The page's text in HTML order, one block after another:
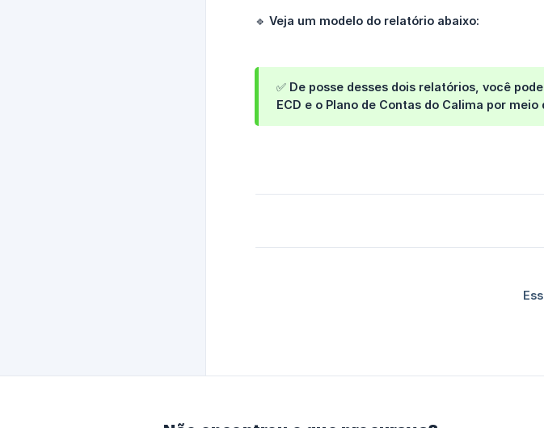
🔹 Veja um modelo do relatório abaixo:
✅ De posse desses dois relatórios, você
ECD e o Plano de Contas do Calima por